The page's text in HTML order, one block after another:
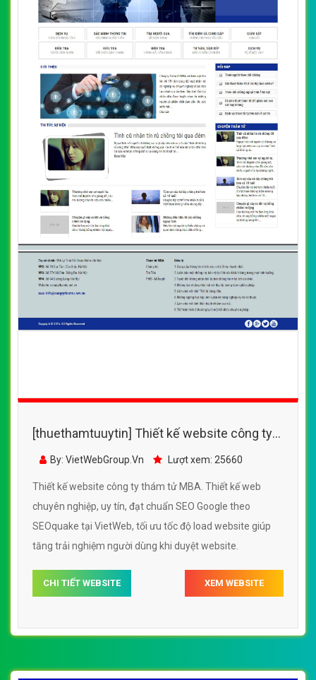
[thuethamtuuytin] Thiết kế website công ty
thám tử MBA đẹp, chuyên nghiệp chuẩn SEO
By: VietWebGroup.Vn Lượt xem: 25660
Thiết kế website công ty thám tử MBA. Thiết kế web
chuyên nghiệp, uy tín, đạt chuẩn SEO Google theo
SEOquake tại VietWeb, tối ưu tốc độ load website giúp
tăng trải nghiệm người dùng khi duyệt website.
CHI TIẾT WEBSITE XEM WEBSITE